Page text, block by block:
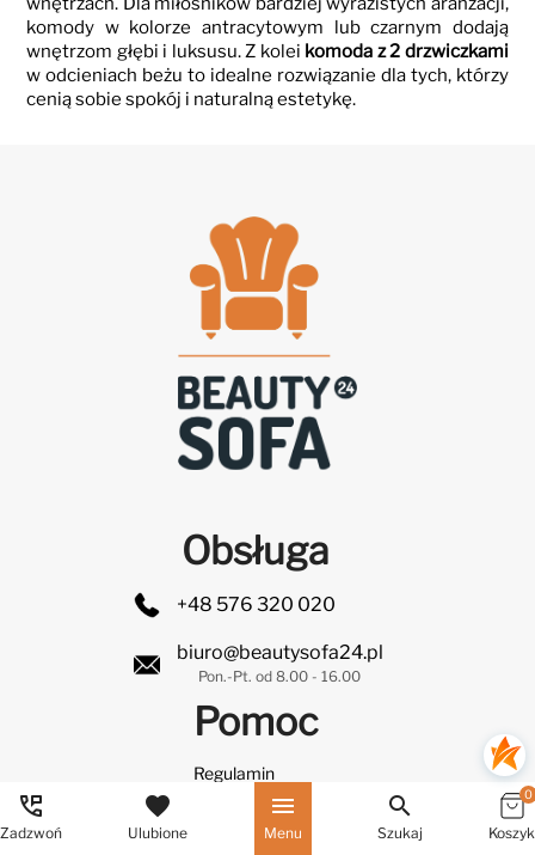
komody w kolorze antracytowym lub czarnym dodają
wnętrzom głębi i luksusu. Z kolei komoda z 2 drzwiczkami
w odcieniach beżu to idealne rozwiązanie dla tych, którzy
cenią sobie spokój i naturalną estetykę.
perm_phone_msg
Zadzwoń
favorite
Ulubione
menu
Menu
search
Szukaj
0
Koszyk
Obsługa
+48 576 320 020
biuro@beautysofa24.pl
Pon.-Pt. od 8.00 - 16.00
Pomoc
Regulamin
Dostawa i płatności